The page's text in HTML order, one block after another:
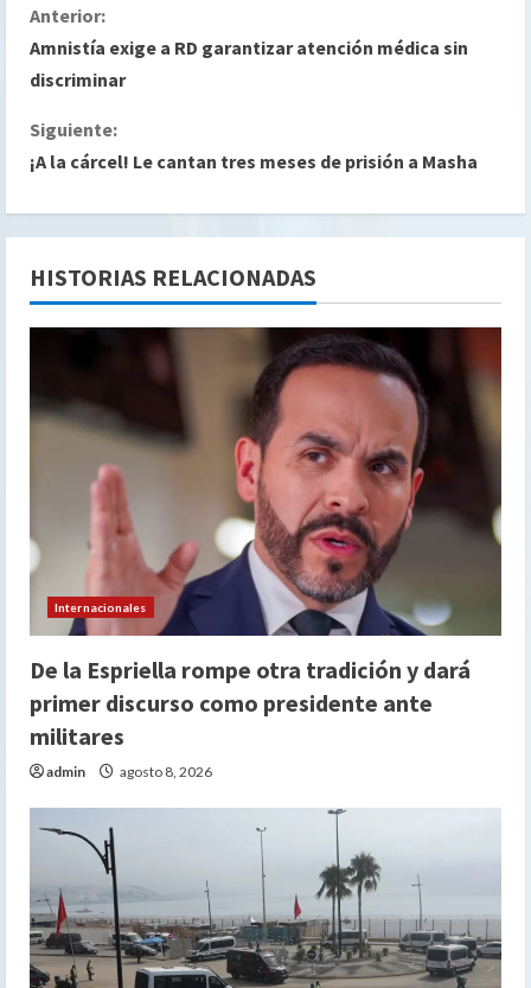
S
i
g
u
e
l
e
e
o
Anterior:
Amnistía exige a RD garantizar atención médica sin
discriminar
Siguiente:
¡A la cárcel! Le cantan tres meses de prisión a Masha
HISTORIAS RELACIONADAS
Internacionales
De la Espriella rompe otra tradición y dará
primer discurso como presidente ante
militares
admin agosto 8, 2026